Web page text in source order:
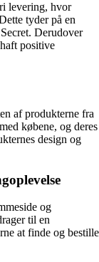
levering, hvor
tyder på en
Derudover
positive
af produkterne fra
købene, og deres
design og
og
til en
at finde og bestille